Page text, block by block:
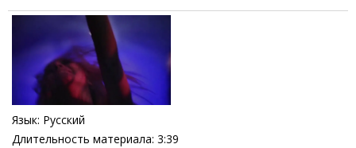
Язык: Русский
Длительность материала: 3:39